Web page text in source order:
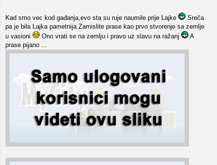
Kad smo vec kod gađanja,evo sta su ruje naumile prije Lajke
Sreča
pa je bila Lajka pametnija.Zamislite prase kao prvo stvorenje sa zemlje
u vasioni
Ono vrati se na zemlju i pravo uz slavu na ražanj
A
prase pijano ...